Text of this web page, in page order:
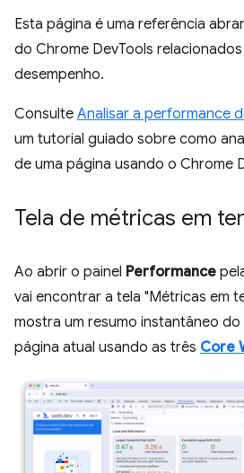
Esta página é uma referência
do Chrome DevTools
desempenho.
Consulte Analisar a performance
um tutorial guiado sobre como
de uma página usando o Chrome
Tela de métricas em
Ao abrir o painel Performance
vai encontrar a tela "Métricas em
mostra um resumo instantâneo
página atual usando as três Core